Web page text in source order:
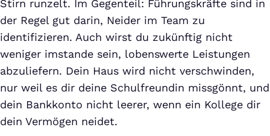
Stirn runzelt. Im Gegenteil: Führungskräfte sind in
der Regel gut darin, Neider im Team zu
identifizieren. Auch wirst du zukünftig nicht
weniger imstande sein, lobenswerte Leistungen
abzuliefern. Dein Haus wird nicht verschwinden,
nur weil es dir deine Schulfreundin missgönnt, und
dein Bankkonto nicht leerer, wenn ein Kollege dir
dein Vermögen neidet.